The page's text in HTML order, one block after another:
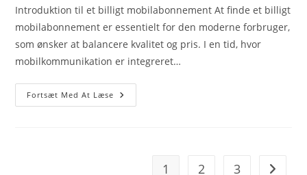
Introduktion til et billigt mobilabonnement At finde et billigt
mobilabonnement er essentielt for den moderne forbruger,
som ønsker at balancere kvalitet og pris. I en tid, hvor
mobilkommunikation er integreret…
Fortsæt Med At Læse De
Bedste
Mobilabonnement
1 2 3 Go to